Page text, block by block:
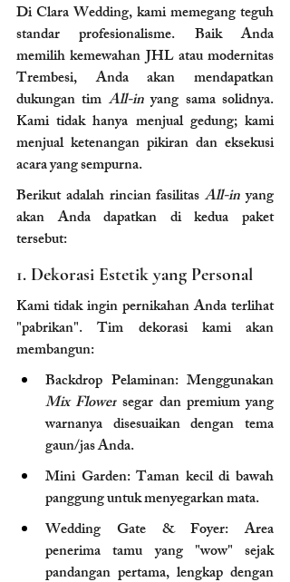
Di Clara Wedding, kami memegang teguh
standar profesionalisme. Baik Anda
memilih kemewahan JHL atau modernitas
Trembesi, Anda akan mendapatkan
dukungan tim All-in yang sama solidnya.
Kami tidak hanya menjual gedung; kami
menjual ketenangan pikiran dan eksekusi
acara yang sempurna.
Berikut adalah rincian fasilitas All-in yang
akan Anda dapatkan di kedua paket
tersebut:
1. Dekorasi Estetik yang Personal
Kami tidak ingin pernikahan Anda terlihat
"pabrikan". Tim dekorasi kami akan
membangun:
Mix Flower segar dan premium yang
warnanya disesuaikan dengan tema
gaun/jas Anda.
Mini Garden: Taman kecil di bawah
panggung untuk menyegarkan mata.
Wedding Gate & Foyer: Area
penerima tamu yang "wow" sejak